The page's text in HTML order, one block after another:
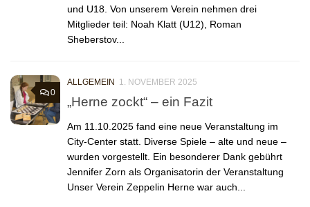
und U18. Von unserem Verein nehmen drei
Mitglieder teil: Noah Klatt (U12), Roman
Sheberstov...
0
ALLGEMEIN 1. NOVEMBER 2025
„Herne zockt“ – ein Fazit
Am 11.10.2025 fand eine neue Veranstaltung im
City-Center statt. Diverse Spiele – alte und neue –
wurden vorgestellt. Ein besonderer Dank gebührt
Jennifer Zorn als Organisatorin der Veranstaltung
Unser Verein Zeppelin Herne war auch...